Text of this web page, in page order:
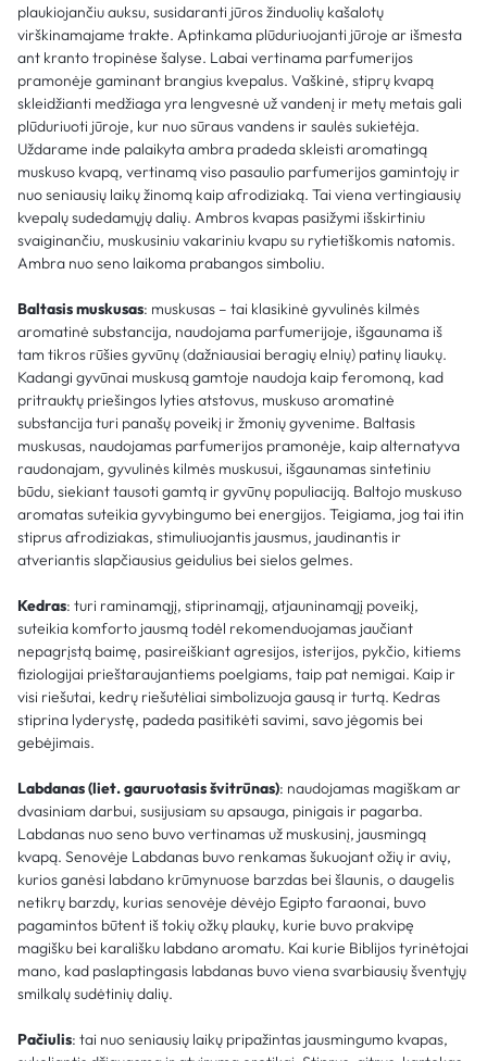
plaukiojančiu auksu, susidaranti jūros žinduolių kašalotų
virškinamajame trakte. Aptinkama plūduriuojanti jūroje ar išmesta
ant kranto tropinėse šalyse. Labai vertinama parfumerijos
pramonėje gaminant brangius kvepalus. Vaškinė, stiprų kvapą
skleidžianti medžiaga yra lengvesnė už vandenį ir metų metais gali
plūduriuoti jūroje, kur nuo sūraus vandens ir saulės sukietėja.
Uždarame inde palaikyta ambra pradeda skleisti aromatingą
muskuso kvapą, vertinamą viso pasaulio parfumerijos gamintojų ir
nuo seniausių laikų žinomą kaip afrodiziaką. Tai viena vertingiausių
kvepalų sudedamųjų dalių. Ambros kvapas pasižymi išskirtiniu
svaiginančiu, muskusiniu vakariniu kvapu su rytietiškomis natomis.
Ambra nuo seno laikoma prabangos simboliu.
Baltasis muskusas: muskusas – tai klasikinė gyvulinės kilmės
aromatinė substancija, naudojama parfumerijoje, išgaunama iš
tam tikros rūšies gyvūnų (dažniausiai beragių elnių) patinų liaukų.
Kadangi gyvūnai muskusą gamtoje naudoja kaip feromoną, kad
pritrauktų priešingos lyties atstovus, muskuso aromatinė
substancija turi panašų poveikį ir žmonių gyvenime. Baltasis
muskusas, naudojamas parfumerijos pramonėje, kaip alternatyva
raudonajam, gyvulinės kilmės muskusui, išgaunamas sintetiniu
būdu, siekiant tausoti gamtą ir gyvūnų populiaciją. Baltojo muskuso
aromatas suteikia gyvybingumo bei energijos. Teigiama, jog tai itin
stiprus afrodiziakas, stimuliuojantis jausmus, jaudinantis ir
atveriantis slapčiausius geidulius bei sielos gelmes.
Kedras: turi raminamąjį, stiprinamąjį, atjauninamąjį poveikį,
suteikia komforto jausmą todėl rekomenduojamas jaučiant
nepagrįstą baimę, pasireiškiant agresijos, isterijos, pykčio, kitiems
fiziologijai prieštaraujantiems poelgiams, taip pat nemigai. Kaip ir
visi riešutai, kedrų riešutėliai simbolizuoja gausą ir turtą. Kedras
stiprina lyderystę, padeda pasitikėti savimi, savo jėgomis bei
gebėjimais.
Labdanas (liet. gauruotasis švitrūnas): naudojamas magiškam ar
dvasiniam darbui, susijusiam su apsauga, pinigais ir pagarba.
Labdanas nuo seno buvo vertinamas už muskusinį, jausmingą
kvapą. Senovėje Labdanas buvo renkamas šukuojant ožių ir avių,
kurios ganėsi labdano krūmynuose barzdas bei šlaunis, o daugelis
netikrų barzdų, kurias senovėje dėvėjo Egipto faraonai, buvo
pagamintos būtent iš tokių ožkų plaukų, kurie buvo prakvipę
magišku bei karališku labdano aromatu. Kai kurie Biblijos tyrinėtojai
mano, kad paslaptingasis labdanas buvo viena svarbiausių šventųjų
smilkalų sudėtinių dalių.
Pačiulis: tai nuo seniausių laikų pripažintas jausmingumo kvapas,